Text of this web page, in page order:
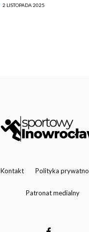
2 LISTOPADA 2025
Kontakt Polityka
Patronat medialny